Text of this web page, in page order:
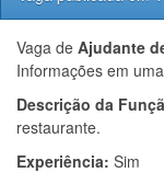
Vaga de Ajudante
Informações em
Descrição da
restaurante.
Experiência: Sim